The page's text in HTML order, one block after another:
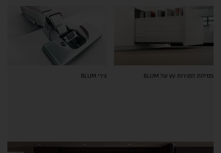
מסילות למגירות עץ של BLUM צירי BLUM